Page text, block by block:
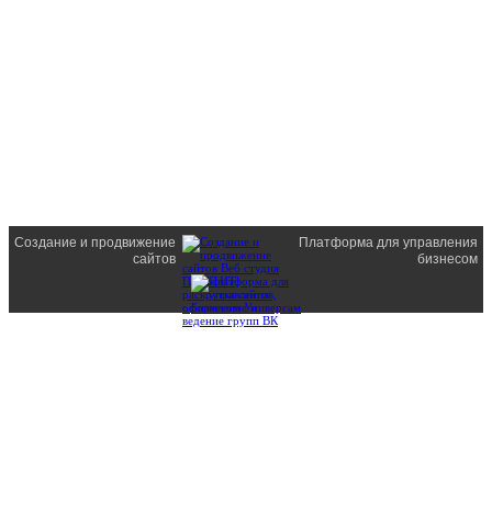
Создание и продвижение
сайтов
Платформа для управления
бизнесом